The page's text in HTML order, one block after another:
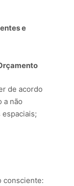
e
de acordo
a não
consciente: